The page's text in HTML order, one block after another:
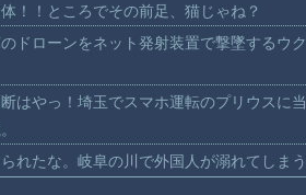
体！！ところでその前足、猫じゃね？
のドローンをネット発射装置で撃墜するウク
断はやっ！埼玉でスマホ運転のプリウスに当
られたな。岐阜の川で外国人が溺れてしまう